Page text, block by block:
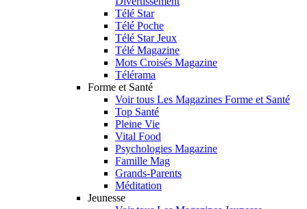
Télé Star
Télé Poche
Télé Star Jeux
Télé Magazine
Mots Croisés Magazine
Télérama
Forme et Santé
Voir tous Les Magazines Forme et Santé
Top Santé
Pleine Vie
Vital Food
Psychologies Magazine
Famille Mag
Grands-Parents
Méditation
Jeunesse